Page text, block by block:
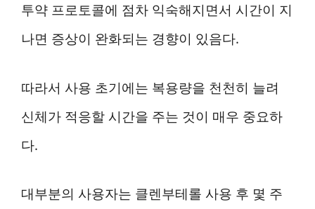
투약 프로토콜에 점차 익숙해지면서 시간이 지
나면 증상이 완화되는 경향이 있음다.
따라서 사용 초기에는 복용량을 천천히 늘려
신체가 적응할 시간을 주는 것이 매우 중요하
다.
대부분의 사용자는 클렌부테롤 사용 후 몇 주